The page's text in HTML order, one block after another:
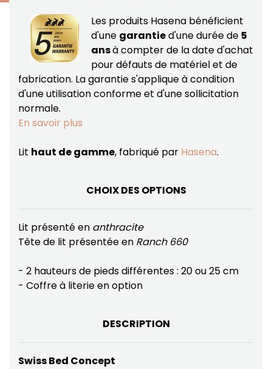
Les produits Hasena bénéficient
d'une garantied'une durée de 5
ansà compter de la date d'achat
pour défauts de matériel et de
fabrication. La garantie s'applique à condition
d'une utilisation conforme et d'une sollicitation
normale.
En savoir plus
Lit haut de gamme, fabriqué par Hasena.
CHOIX DES OPTIONS
Lit présenté en anthracite
Tête de lit présentée en Ranch 660
- 2 hauteurs de pieds différentes : 20 ou 25 cm
- Coffre à literie en option
DESCRIPTION
Swiss Bed Concept